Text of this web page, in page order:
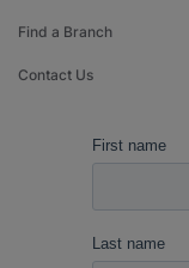
Find a Branch
Contact Us